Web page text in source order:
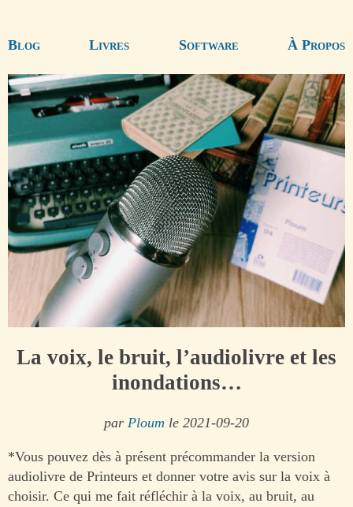
Blog Livres Software À Propos
La voix, le bruit, l’audiolivre et les
inondations…
par Ploum le 2021-09-20
*Vous pouvez dès à présent précommander la version
audiolivre de Printeurs et donner votre avis sur la voix à
choisir. Ce qui me fait réfléchir à la voix, au bruit, au